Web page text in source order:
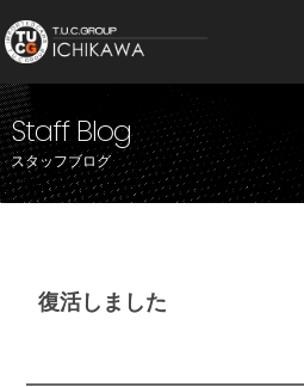
Staff Blog
スタッフブログ
復活しました